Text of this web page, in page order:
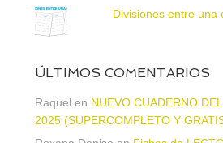
Divisiones entre una
ÚLTIMOS COMENTARIOS
Raquel en NUEVO CUADERNO
2025 (SUPERCOMPLETO Y